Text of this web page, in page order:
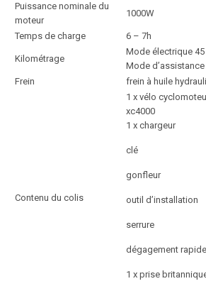
Puissance nominale du
moteur
1000W
Temps de charge 6 – 7h
Kilométrage
Mode électrique
Mode
Frein
frein à huile
Contenu du colis
1 x vélo
xc4000
1 x chargeur
clé
gonfleur
outil d’installation
serrure
dégagement
1 x prise